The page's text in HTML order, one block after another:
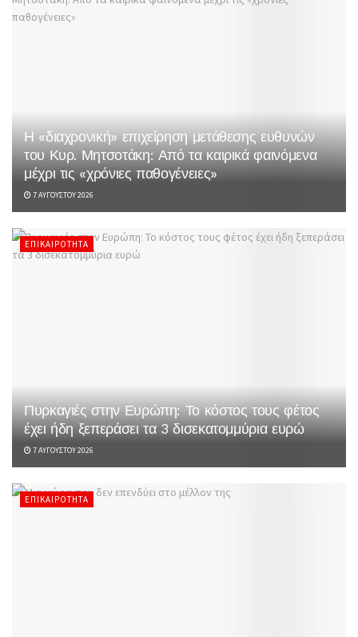
Η «διαχρονική» επιχείρηση μετάθεσης ευθυνών
του Κυρ. Μητσοτάκη: Από τα καιρικά φαινόμενα
μέχρι τις «χρόνιες παθογένειες»
7 ΑΥΓΟΎΣΤΟΥ 2026
ΕΠΙΚΑΙΡΌΤΗΤΑ
Πυρκαγιές στην Ευρώπη: Το κόστος τους φέτος
έχει ήδη ξεπεράσει τα 3 δισεκατομμύρια ευρώ
7 ΑΥΓΟΎΣΤΟΥ 2026
ΕΠΙΚΑΙΡΌΤΗΤΑ